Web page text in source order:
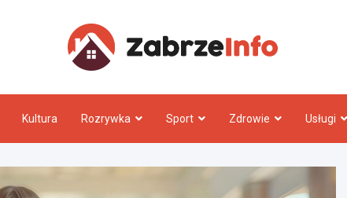
Kultura Rozrywka Sport Zdrowie Usługi